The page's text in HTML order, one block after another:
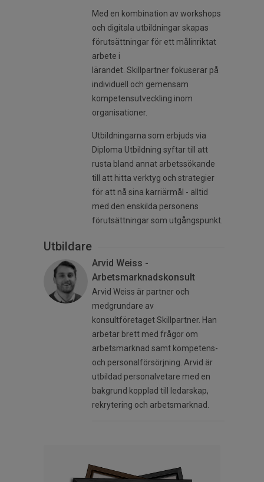
Med en kombination av workshops
och digitala utbildningar skapas
förutsättningar för ett målinriktat
arbete i
lärandet. Skillpartner fokuserar på
individuell och gemensam
kompetensutveckling inom
organisationer.
Utbildningarna som erbjuds via
Diploma Utbildning syftar till att
rusta bland annat arbetssökande
till att hitta verktyg och strategier
för att nå sina karriärmål - alltid
med den enskilda personens
förutsättningar som utgångspunkt.
Utbildare
Arvid Weiss -
Arbetsmarknadskonsult
Arvid Weiss är partner och
medgrundare av
konsultföretaget Skillpartner. Han
arbetar brett med frågor om
arbetsmarknad samt kompetens-
och personalförsörjning. Arvid är
utbildad personalvetare med en
bakgrund kopplad till ledarskap,
rekrytering och arbetsmarknad.